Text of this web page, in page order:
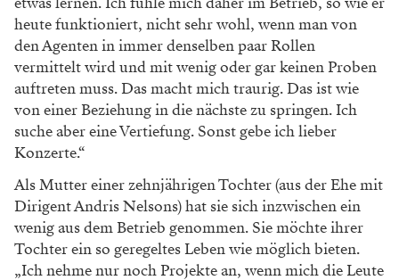
heute funktioniert, nicht sehr wohl, wenn man von
den Agenten in immer denselben paar Rollen
vermittelt wird und mit wenig oder gar keinen Proben
auftreten muss. Das macht mich traurig. Das ist wie
von einer Beziehung in die nächste zu springen. Ich
suche aber eine Vertiefung. Sonst gebe ich lieber
Konzerte.“
Als Mutter einer zehnjährigen Tochter (aus der Ehe mit
Dirigent Andris Nelsons) hat sie sich inzwischen ein
wenig aus dem Betrieb genommen. Sie möchte ihrer
Tochter ein so geregeltes Leben wie möglich bieten.
„Ich nehme nur noch Projekte an, wenn mich die Leute